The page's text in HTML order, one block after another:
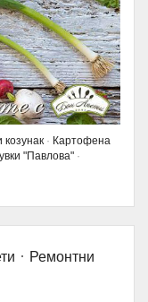
козунак · Картофена
"Павлова" ·
· Ремонтни